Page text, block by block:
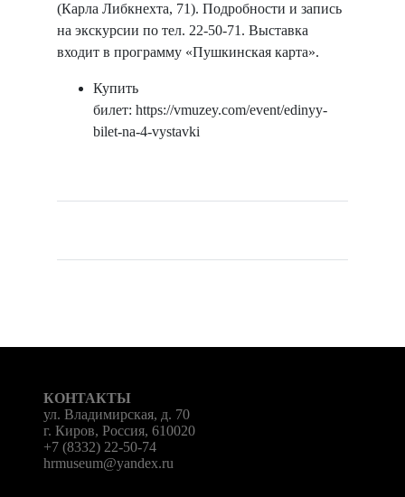
(Карла Либкнехта, 71). Подробности и запись
на экскурсии по тел. 22-50-71. Выставка
входит в программу «Пушкинская карта».
Купить
билет: https://vmuzey.com/event/edinyy-
bilet-na-4-vystavki
КОНТАКТЫ
ул. Владимирская, д. 70
г. Киров, Россия, 610020
+7 (8332) 22-50-74
hrmuseum@yandex.ru